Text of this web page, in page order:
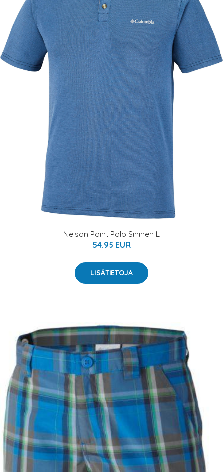
Nelson Point Polo Sininen L
54.95 EUR
LISÄTIETOJA